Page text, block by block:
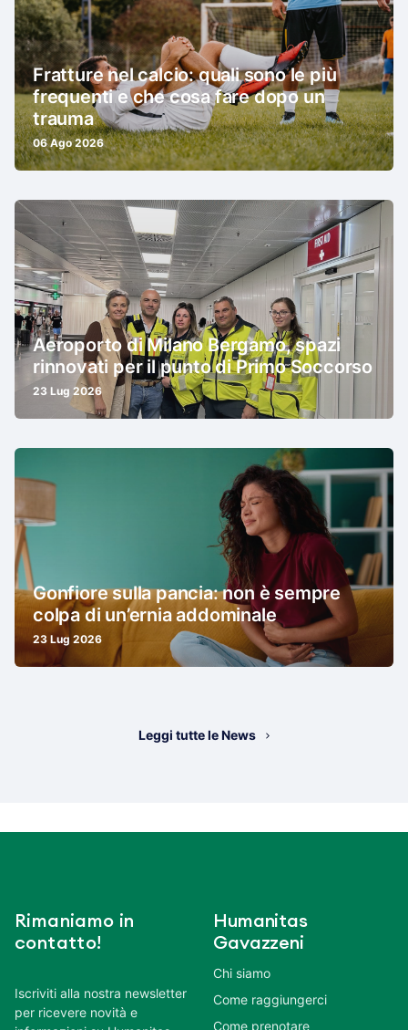
Fratture nel calcio: quali sono le più
frequenti e che cosa fare dopo un
trauma
06 Ago 2026
Aeroporto di Milano Bergamo, spazi
rinnovati per il punto di Primo Soccorso
23 Lug 2026
Gonfiore sulla pancia: non è sempre
colpa di un’ernia addominale
23 Lug 2026
Leggi tutte le News
Rimaniamo in
contatto!
Iscriviti alla nostra newsletter
per ricevere novità e
Humanitas
Gavazzeni
Chi siamo
Come raggiungerci
Come prenotare